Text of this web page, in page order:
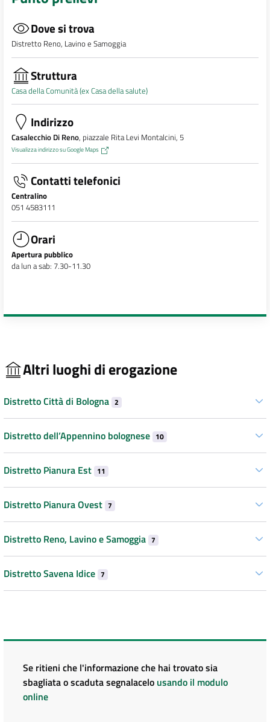
Dove si trova
Distretto Reno, Lavino e Samoggia
Struttura
Casa della Comunità (ex Casa della salute)
Indirizzo
Casalecchio Di Reno, piazzale Rita Levi Montalcini, 5
Visualizza indirizzo su Google Maps
Contatti telefonici
Centralino
051 4583111
Orari
Apertura pubblico
da lun a sab: 7.30-11.30
Altri luoghi di erogazione
Distretto Città di Bologna 2
Distretto dell’Appennino bolognese 10
Distretto Pianura Est 11
Distretto Pianura Ovest 7
Distretto Reno, Lavino e Samoggia 7
Distretto Savena Idice 7
Se ritieni che l'informazione che hai trovato sia
sbagliata o scaduta segnalacelo usando il modulo
online